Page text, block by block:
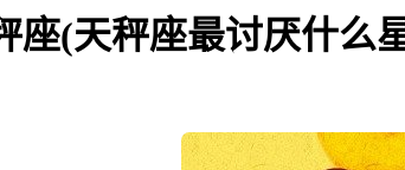
座(天秤座最讨厌什么